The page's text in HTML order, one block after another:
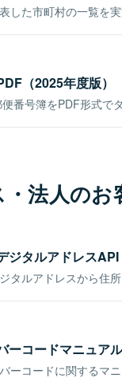
した市町村の一覧を
（2025年度版）
番号簿をPDF形式で
・法人の
ジタルアドレスAPI
タルアドレスから住
ーコードマニュアル
ーコードに関するマ